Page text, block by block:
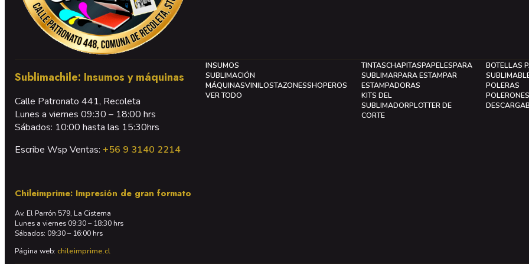
Sublimachile: Insumos y máquinas
Calle Patronato 441, Recoleta
Lunes a viernes 09:30 – 18:00 hrs
Sábados: 10:00 hasta las 15:30hrs
Escribe Wsp Ventas: +56 9 3140 2214
Chileimprime: Impresión de gran formato
Av. El Parrón 579, La Cisterna
Lunes a viernes 09:30 – 18:30 hrs
Sábados: 09:30 – 16:00 hrs
Página web: chileimprime.cl
INSUMOS
SUBLIMACIÓN
MÁQUINASVINILOSTAZONESSHOPEROS
VER TODO
TINTASCHAPITASPAPELESPARA
SUBLIMARPARA ESTAMPAR
ESTAMPADORAS
KITS DEL
SUBLIMADORPLOTTER DE
CORTE
BOTELLAS
POLERAS